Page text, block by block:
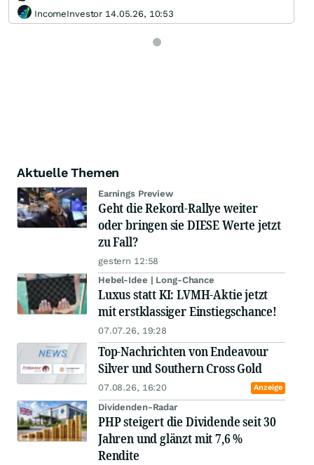
IncomeInvestor 14.05.26, 10:53
Aktuelle Themen
Earnings Preview
Geht die Rekord-Rallye weiter
oder bringen sie DIESE Werte jetzt
zu Fall?
gestern 12:58
Hebel-Idee | Long-Chance
Luxus statt KI: LVMH-Aktie jetzt
mit erstklassiger Einstiegschance!
07.07.26, 19:28
Top-Nachrichten von Endeavour
Silver und Southern Cross Gold
07.08.26, 16:20 Anzeige
Dividenden-Radar
PHP steigert die Dividende seit 30
Jahren und glänzt mit 7,6 %
Rendite